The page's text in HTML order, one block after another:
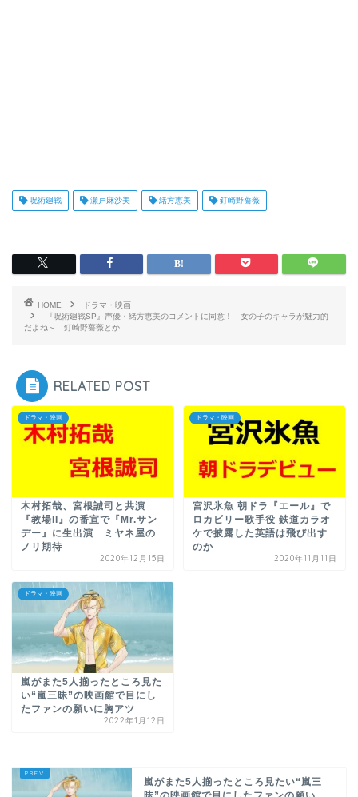
呪術廻戦 瀬戸麻沙美 緒方恵美 釘崎野薔薇
HOME
ドラマ・映画
『呪術廻戦SP』声優・緒方恵美のコメントに同意！ 女の子のキャラが魅力的
だよね～ 釘崎野薔薇とか
RELATED POST
ドラマ・映画
木村拓哉、宮根誠司と共演
『教場II』の番宣で『Mr.サン
デー』に生出演 ミヤネ屋の
ノリ期待
2020年12月15日
ドラマ・映画
宮沢氷魚 朝ドラ『エール』で
ロカビリー歌手役 鉄道カラオ
ケで披露した英語は飛び出す
のか
2020年11月11日
ドラマ・映画
嵐がまた5人揃ったところ見た
い“嵐三昧”の映画館で目にし
たファンの願いに胸アツ
2022年1月12日
嵐がまた5人揃ったところ見たい“嵐三